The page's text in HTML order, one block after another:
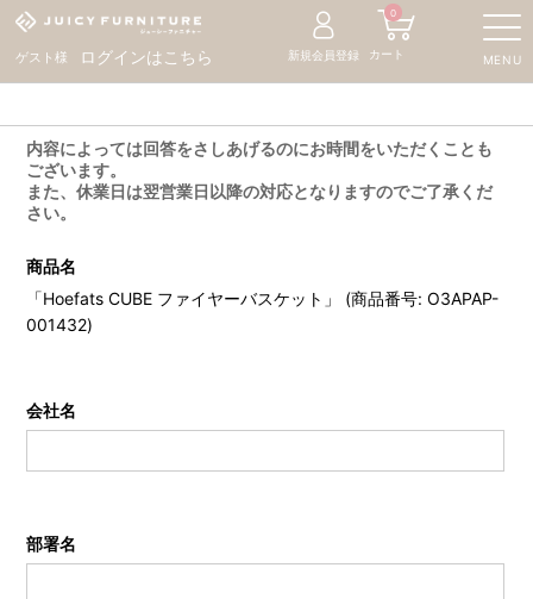
ゲスト様 ログインはこちら MENU
新規会員登録 カート
0
内容によっては回答をさしあげるのにお時間をいただくことも
ございます。
また、休業日は翌営業日以降の対応となりますのでご了承くだ
さい。
商品名
「Hoefats CUBE ファイヤーバスケット」 (商品番号: O3APAP-
001432)
会社名
部署名